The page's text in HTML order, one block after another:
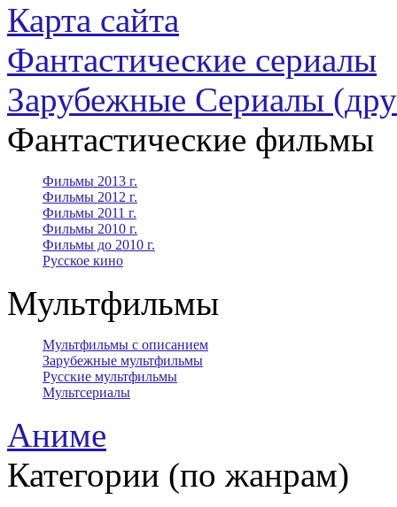
Карта сайта
Фантастические сериалы
Зарубежные Сериалы
Фантастические фильмы
Фильмы 2013 г.
Фильмы 2012 г.
Фильмы 2011 г.
Фильмы 2010 г.
Фильмы до 2010 г.
Русское кино
Мультфильмы
Мультфильмы с описанием
Зарубежные мультфильмы
Русские мультфильмы
Мультсериалы
Аниме
Категории (по жанрам)